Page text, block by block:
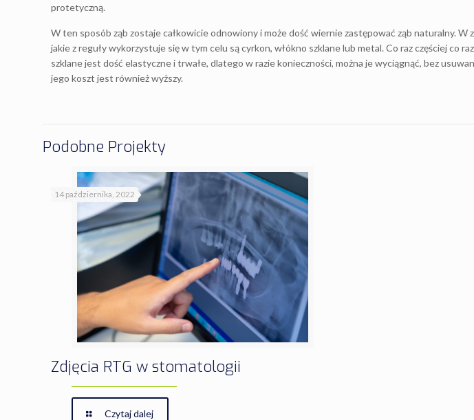
protetyczną.
W ten sposób ząb zostaje całkowicie odnowiony i może dość wiernie zastępować ząb naturalny.
jakie z reguły wykorzystuje się w tym celu są cyrkon, włókno szklane lub metal. Co raz częściej co
szklane jest dość elastyczne i trwałe, dlatego w razie konieczności, można je wyciągnąć, bez
jego koszt jest również wyższy.
Podobne Projekty
14 października, 2022
Zdjęcia RTG w stomatologii
Czytaj dalej